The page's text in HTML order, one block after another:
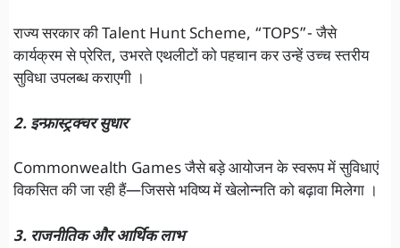
राज्य सरकार की Talent Hunt Scheme, “TOPS”- जैसे
कार्यक्रम से प्रेरित, उभरते एथलीटों को पहचान कर उन्हें उच्च स्तरीय
सुविधा उपलब्ध कराएगी ।
2. इन्फ्रास्ट्रक्चर सुधार
Commonwealth Games जैसे बड़े आयोजन के स्वरूप में सुविधाएं
विकसित की जा रही हैं—जिससे भविष्य में खेलोन्नति को बढ़ावा मिलेगा ।
3. राजनीतिक और आर्थिक लाभ